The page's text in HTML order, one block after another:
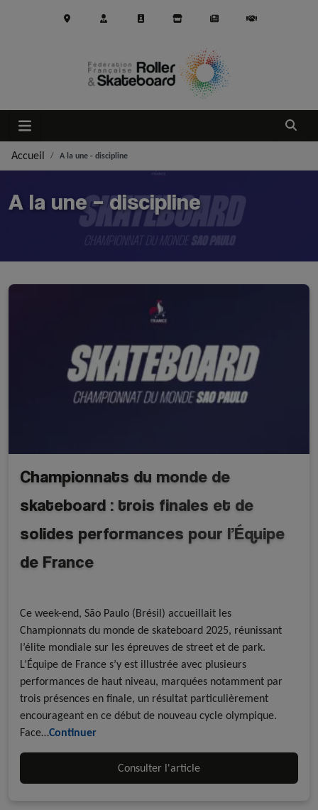
Ouvrir
Accueil A la une - discipline
A la une – discipline
Championnats du monde de
skateboard : trois finales et de
solides performances pour l’Équipe
de France
Ce week-end, São Paulo (Brésil) accueillait les
Championnats du monde de skateboard 2025, réunissant
l’élite mondiale sur les épreuves de street et de park.
L’Équipe de France s’y est illustrée avec plusieurs
performances de haut niveau, marquées notamment par
trois présences en finale, un résultat particulièrement
encourageant en ce début de nouveau cycle olympique.
Face…Continuer
Consulter l'article